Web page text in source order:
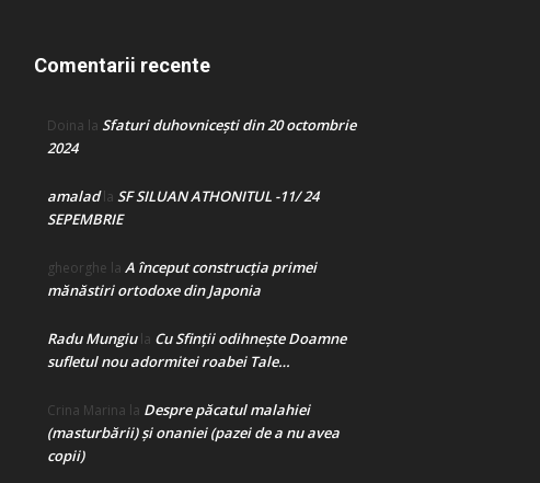
Comentarii recente
Doina la Sfaturi duhovnicești din 20 octombrie
2024
amaladla SF SILUAN ATHONITUL -11/ 24
SEPEMBRIE
gheorghe la A început construcţia primei
mănăstiri ortodoxe din Japonia
Radu Mungiula Cu Sfinții odihnește Doamne
sufletul nou adormitei roabei Tale…
Crina Marina la Despre păcatul malahiei
(masturbării) şi onaniei (pazei de a nu avea
copii)